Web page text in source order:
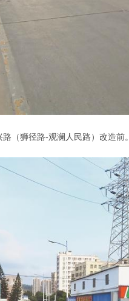
路（狮径路-观澜人民路）改造前。